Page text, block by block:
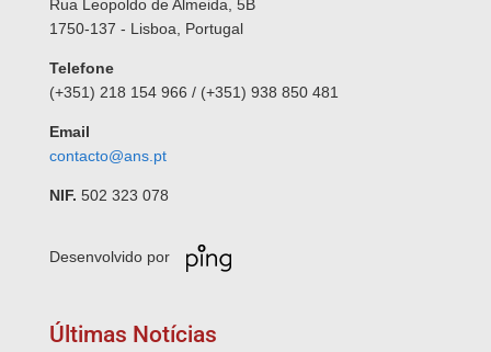
Rua Leopoldo de Almeida, 5B
1750-137 - Lisboa, Portugal
Telefone
(+351) 218 154 966 / (+351) 938 850 481
Email
contacto@ans.pt
NIF. 502 323 078
Desenvolvido por
Últimas Notícias